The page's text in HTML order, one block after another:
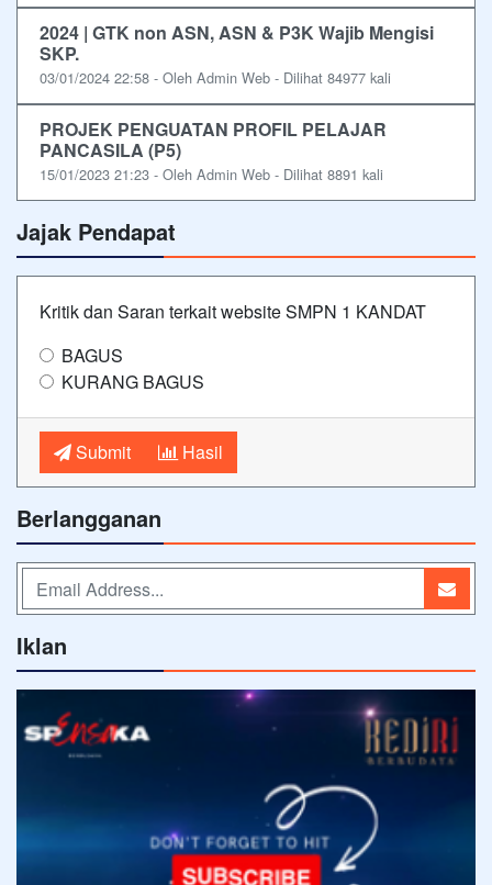
2024 | GTK non ASN, ASN & P3K Wajib Mengisi
SKP.
03/01/2024 22:58 - Oleh Admin Web - Dilihat 84977 kali
PROJEK PENGUATAN PROFIL PELAJAR
PANCASILA (P5)
15/01/2023 21:23 - Oleh Admin Web - Dilihat 8891 kali
Jajak Pendapat
Kritik dan Saran terkait website SMPN 1 KANDAT
BAGUS
KURANG BAGUS
Submit Hasil
Berlangganan
Iklan